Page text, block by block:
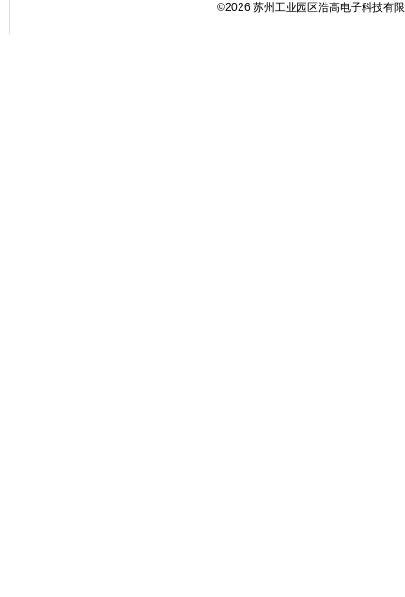
©2026 苏州工业园区浩高电子科技有